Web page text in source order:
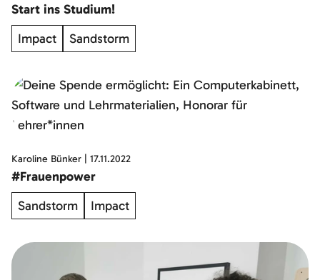
Start ins Studium!
Impact
Sandstorm
Karoline Bünker 17.11.2022
#Frauenpower
Sandstorm
Impact